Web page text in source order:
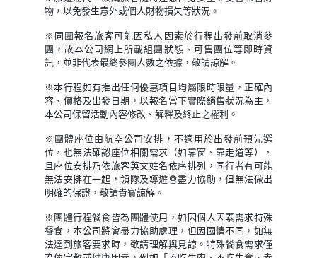
物，以免發生意外或個人財物損失等狀況。
※同團報名旅客可能因私人因素於行程出發前取消參
團，故本公司網上所載組團狀態、可售團位等即時資
訊，並非代表最終參團人數之依據，敬請諒解。
※本行程如有推出任何優惠項目均屬限時限量，正確內
容、價格及出發日期，以報名當下實際銷售狀況為主，
本公司保留活動內容修改、解釋及終止之權利。
※團體座位由航空公司安排，不適用於出發前預先選
位，也無法確認座位相關需求（如靠窗、靠走道等），
且座位安排乃依旅客英文姓名依序排列，同行者有可能
無法安排在一起，領隊及導遊會盡力協助，但無法做出
明確的保證，敬請貴賓諒解。
※團體行程餐食皆為團體使用，如因個人因素需求特殊
餐食，本公司將會盡力協助處理，但因國情不同，如無
法達到旅客要求時，敬請理解與見諒。特殊餐食需求僅